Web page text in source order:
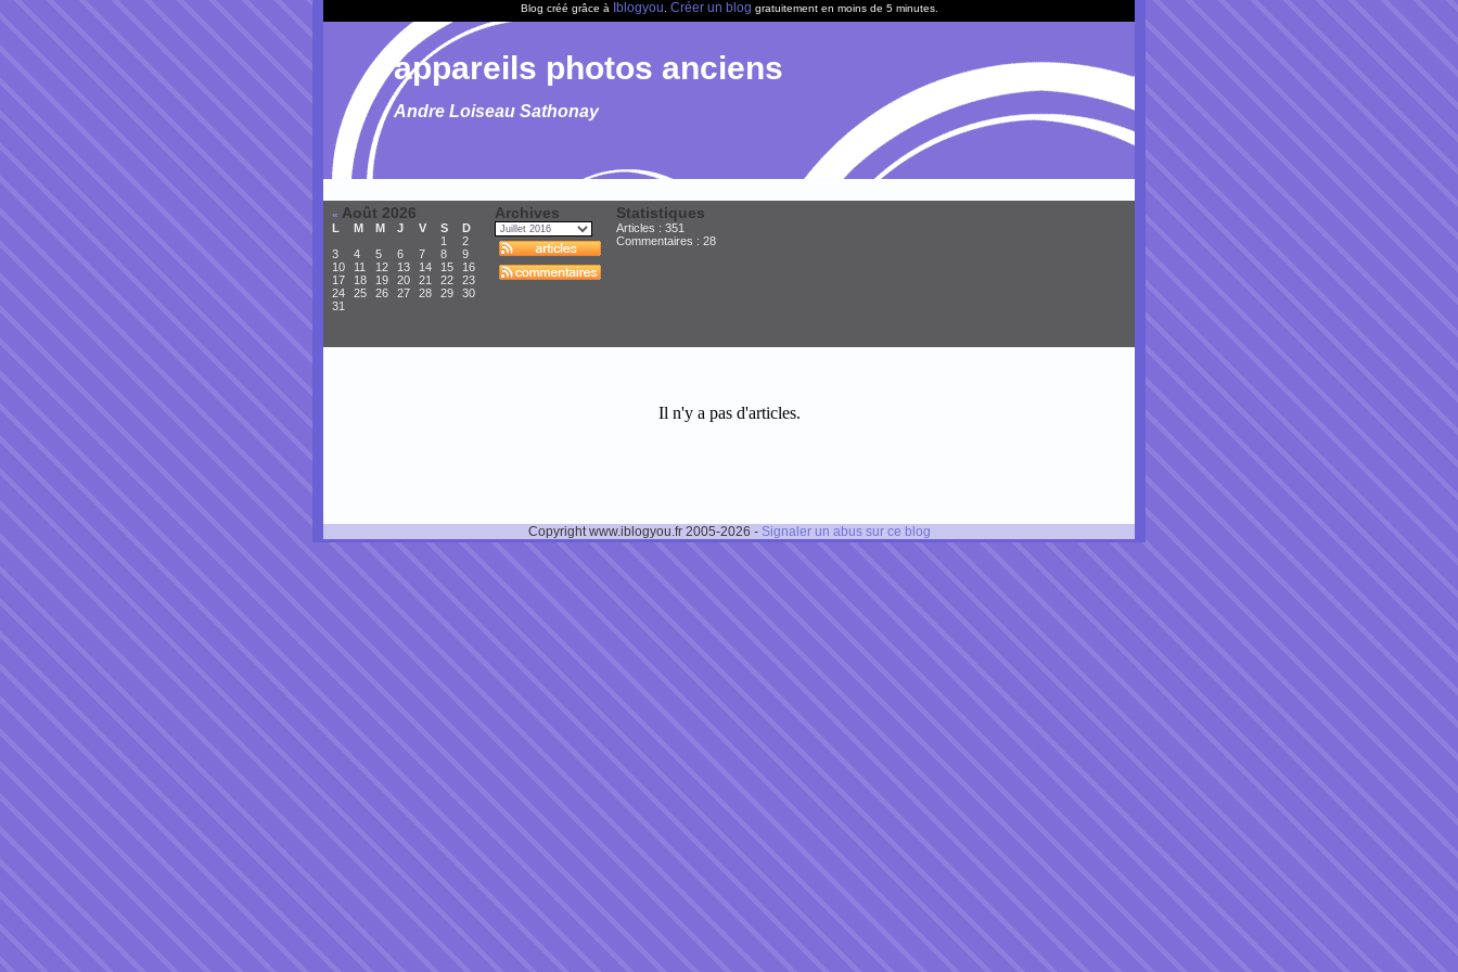
Blog créé grâce à Iblogyou Créer un blog gratuitement en moins de 5 minutes.
appareils photos anciens
Andre Loiseau Sathonay
« Août 2026
L M M J V S
D
1
2
3
4 5 6 7 8
9
10
11 12 13 14 15
16
17
18 19 20 21 22
23
24
25 26 27 28 29
30
31
Archives Statistiques
Articles : 351
Commentaires : 28
Il n'y a pas d'articles.
Copyright www.iblogyou.fr 2005-2026 - Signaler un abus sur ce blog